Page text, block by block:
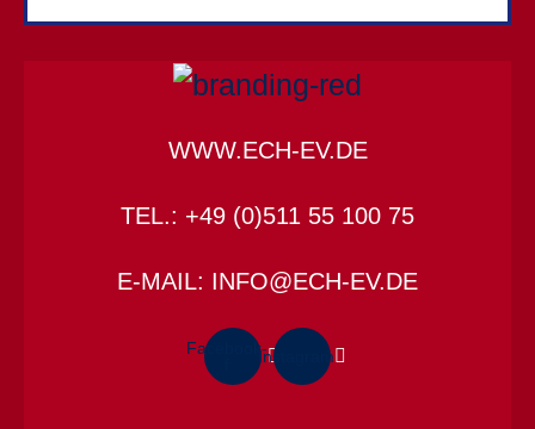
WWW.ECH-EV.DE
TEL.: +49 (0)511 55 100 75
E-MAIL: INFO@ECH-EV.DE
Facebook-Instagram